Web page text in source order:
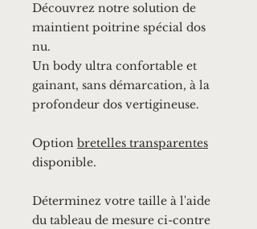
Découvrez notre solution de
maintient poitrine spécial dos
nu.
Un body ultra confortable et
gainant, sans démarcation, à la
profondeur dos vertigineuse.
Option bretelles transparentes
disponible.
Déterminez votre taille à l'aide
du tableau de mesure ci-contre